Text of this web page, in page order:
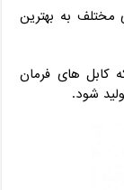
مختلف به بهترین
کابل های فرمان
شود.